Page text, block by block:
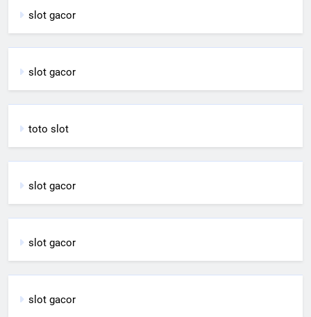
slot gacor
slot gacor
toto slot
slot gacor
slot gacor
slot gacor